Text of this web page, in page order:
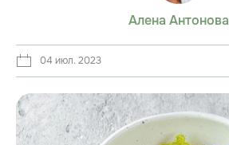
Алена Антонова
04 июл. 2023